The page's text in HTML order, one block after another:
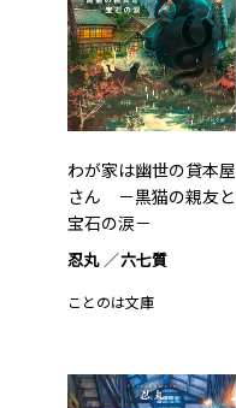
わが家は幽世の貸本屋
さん －黒猫の親友と
宝石の涙－
忍丸 六七質
ことのは文庫